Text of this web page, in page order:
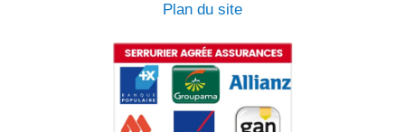
Plan du site